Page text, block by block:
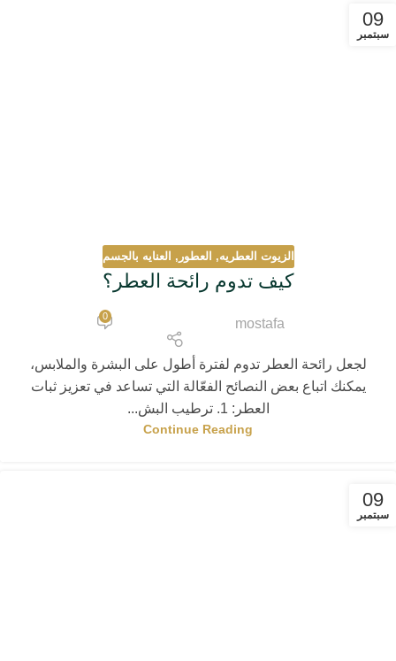
09
سبتمبر
الزيوت العطريه, العطور , العنايه بالجسم
كيف تدوم رائحة العطر؟
mostafa
0
لجعل رائحة العطر تدوم لفترة أطول على البشرة والملابس،
يمكنك اتباع بعض النصائح الفعّالة التي تساعد في تعزيز ثبات
العطر: 1. ترطيب البش...
Continue Reading
09
سبتمبر